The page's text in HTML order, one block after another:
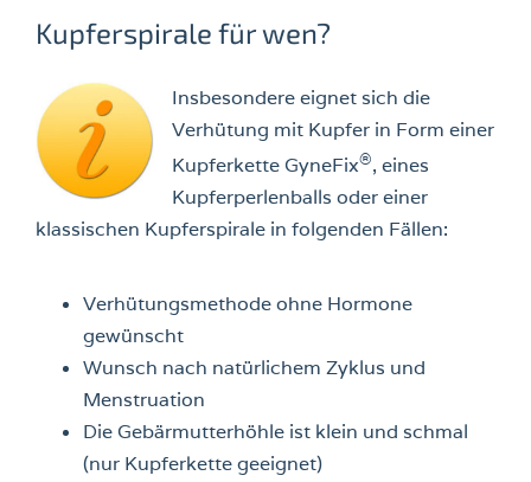
Kupferspirale für wen?
Insbesondere eignet sich die
Verhütung mit Kupfer in Form einer
Kupferkette GyneFix®, eines
Kupferperlenballs oder einer
klassischen Kupferspirale in folgenden Fällen:
Verhütungsmethode ohne Hormone
gewünscht
Wunsch nach natürlichem Zyklus und
Menstruation
Die Gebärmutterhöhle ist klein und schmal
(nur Kupferkette geeignet)